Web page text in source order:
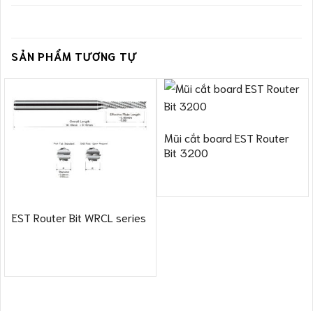
SẢN PHẨM TƯƠNG TỰ
EST Router Bit WRCL series
Mũi cắt board EST Router
Bit 3200